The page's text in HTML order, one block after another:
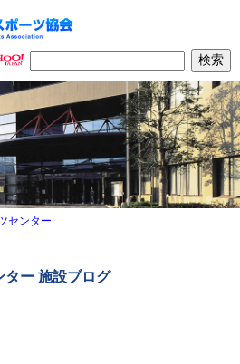
センター
ター 施設ブログ